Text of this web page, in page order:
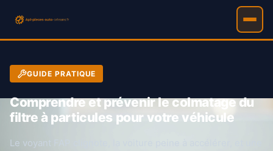
GUIDE PRATIQUE
Comprendre et prévenir le colmatage du
filtre à particules pour votre véhicule
Le voyant FAP clignote, la voiture peine à accélérer, et une